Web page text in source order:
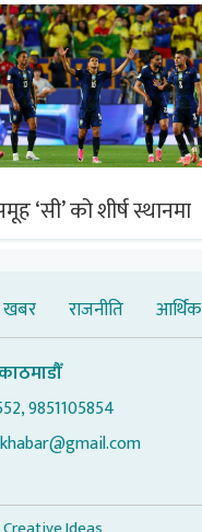
‘सी’ को शीर्ष स्थानमा
खबर राजनीति आर्थिक
9851105854